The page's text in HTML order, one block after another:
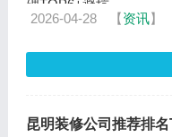
2026-04-28 【资讯】
昆明装修公司推荐排